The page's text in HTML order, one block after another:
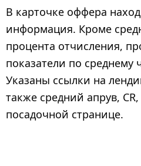
В карточке оффера
информация. Кроме
процента отчисления,
показатели по среднему
Указаны ссылки на
также средний апрув,
посадочной странице.